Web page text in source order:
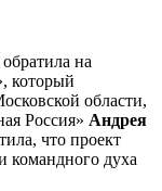
на
который
области,
Россия» Андрея
что проект
командного духа